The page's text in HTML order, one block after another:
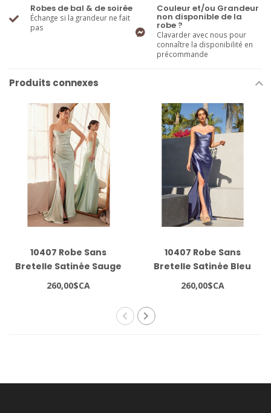
Robes de bal & de soirée
Échange si la grandeur ne fait
pas
Couleur et/ou Grandeur
non disponible de la
robe ?
Clavarder avec nous pour
connaître la disponibilité en
précommande
Produits connexes
10407 Robe Sans
Bretelle Satinée Sauge
260,00$CA
10407 Robe Sans
Bretelle Satinée Bleu
Fumé
260,00$CA